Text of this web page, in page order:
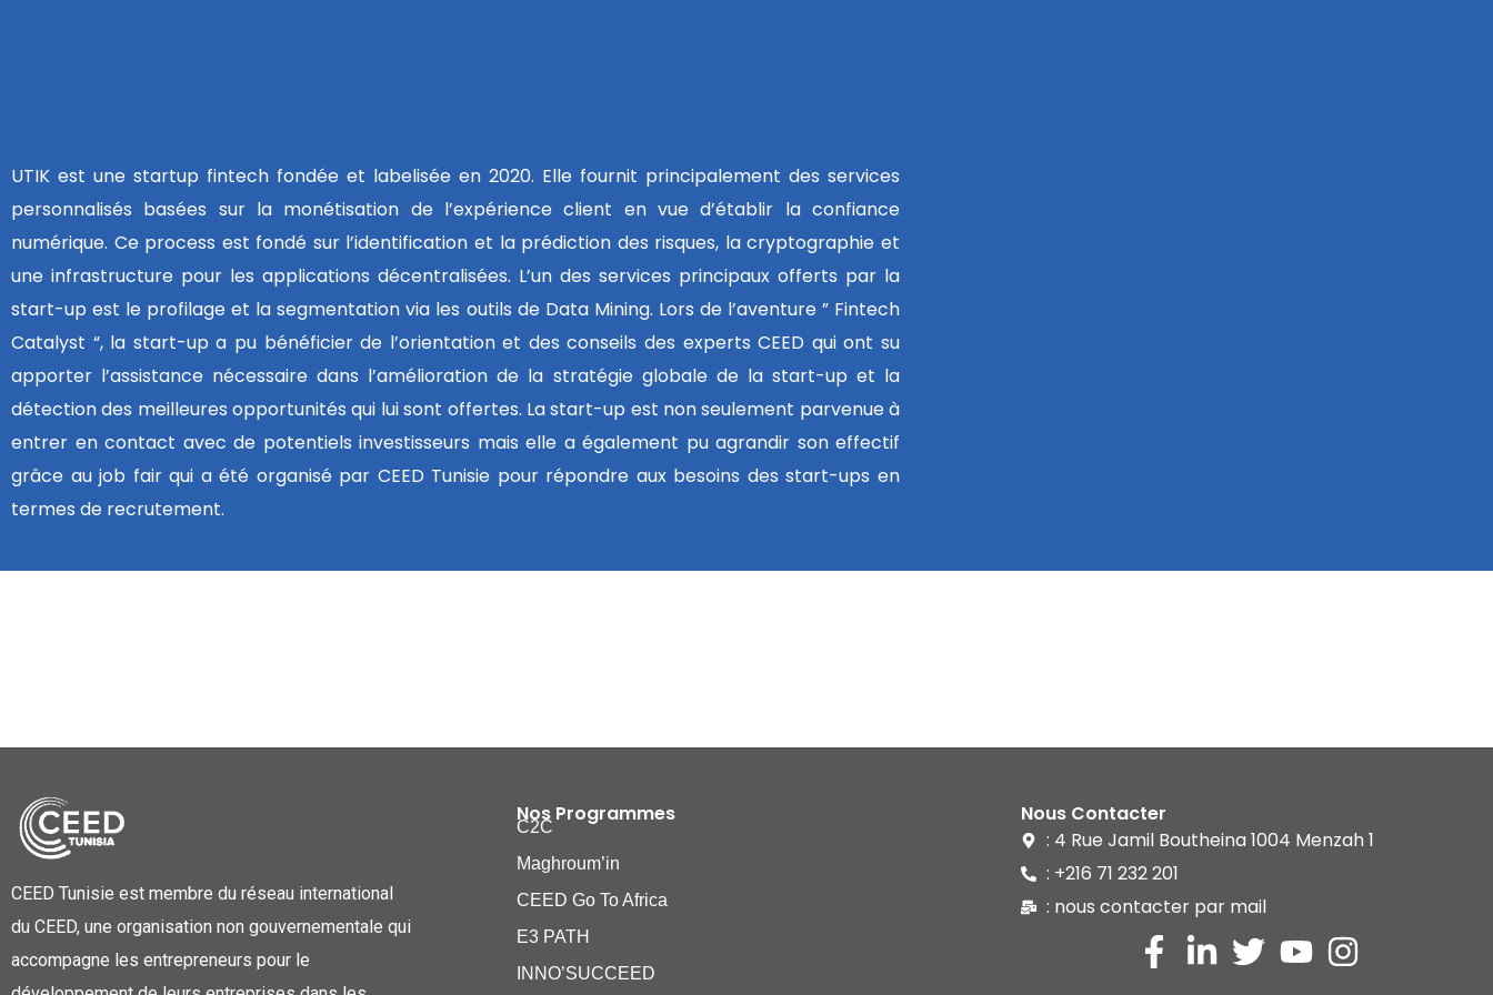
UTIK est une startup fintech fondée et labelisée en 2020. Elle fournit principalement des services
personnalisés basées sur la monétisation de l’expérience client en vue d’établir la confiance
numérique. Ce process est fondé sur l’identification et la prédiction des risques, la cryptographie et
une infrastructure pour les applications décentralisées. L’un des services principaux offerts par la
start-up est le profilage et la segmentation via les outils de Data Mining. Lors de l’aventure ” Fintech
Catalyst “, la start-up a pu bénéficier de l’orientation et des conseils des experts CEED qui ont su
apporter l’assistance nécessaire dans l’amélioration de la stratégie globale de la start-up et la
détection des meilleures opportunités qui lui sont offertes. La start-up est non seulement parvenue à
entrer en contact avec de potentiels investisseurs mais elle a également pu agrandir son effectif
grâce au job fair qui a été organisé par CEED Tunisie pour répondre aux besoins des start-ups en
termes de recrutement.
CEED Tunisie est membre du réseau international
du CEED, une organisation non gouvernementale qui
accompagne les entrepreneurs pour le
Nos Programmes
C2C
Maghroum’in
CEED Go To Africa
E3 PATH
INNO’SUCCEED
Nous Contacter
: 4 Rue Jamil Boutheina 1004 Menzah 1
: +216 71 232 201
: nous contacter par mail